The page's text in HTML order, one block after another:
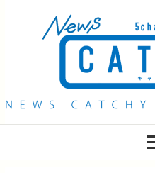
QAB NEWS